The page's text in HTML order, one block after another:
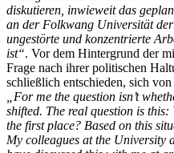
diskutieren, inwieweit das
an der Folkwang Universität der
ungestörte und konzentrierte
ist“. Vor dem Hintergrund der
Frage nach ihrer politischen
schließlich entschieden, sich
„For me the question isn’t
shifted. The real question is
the first place? Based on this
My colleagues at the University